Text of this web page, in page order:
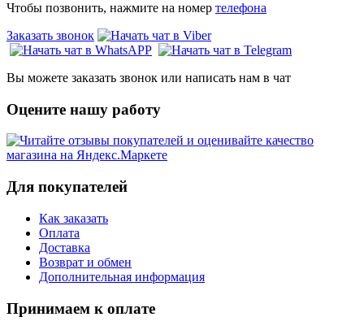
Чтобы позвонить, нажмите на номер телефона
Заказать звонок
Вы можете заказать звонок или написать нам в чат
Оцените нашу работу
Для покупателей
Как заказать
Оплата
Доставка
Возврат и обмен
Дополнительная информация
Принимаем к оплате